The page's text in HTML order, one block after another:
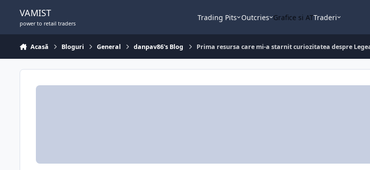
VAMIST
power to retail traders
Trading Pits Outcries Grafice si ATTraderi
Acasă Bloguri General danpav86's Blog Prima resursa care mi-a starnit curiozitatea despre